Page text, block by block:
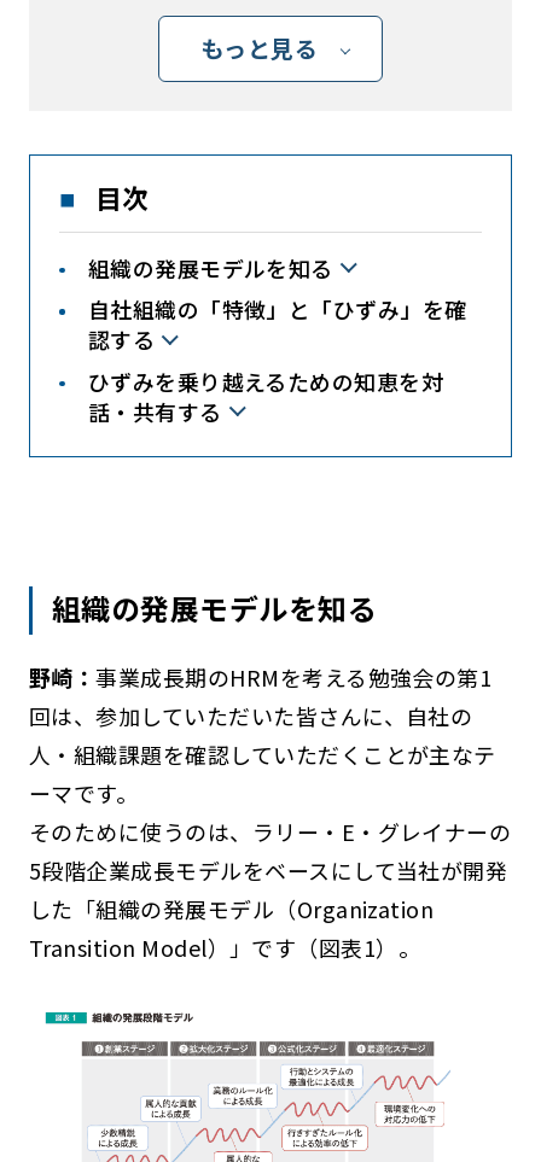
もっと見る
目次
組織の発展モデルを知る
自社組織の「特徴」と「ひずみ」を確
認する
ひずみを乗り越えるための知恵を対
話・共有する
組織の発展モデルを知る
野崎：事業成長期のHRMを考える勉強会の第1
回は、参加していただいた皆さんに、自社の
人・組織課題を確認していただくことが主なテ
ーマです。
そのために使うのは、ラリー・E・グレイナーの
5段階企業成長モデルをベースにして当社が開発
した「組織の発展モデル（Organization
Transition Model）」です（図表1）。